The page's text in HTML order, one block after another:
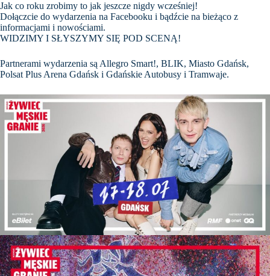
Jak co roku zrobimy to jak jeszcze nigdy wcześniej!
Dołączcie do wydarzenia na Facebooku i bądźcie na bieżąco z
informacjami i nowościami.
WIDZIMY I SŁYSZYMY SIĘ POD SCENĄ!
Partnerami wydarzenia są Allegro Smart!, BLIK, Miasto Gdańsk,
Polsat Plus Arena Gdańsk i Gdańskie Autobusy i Tramwaje.